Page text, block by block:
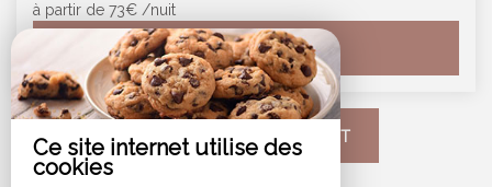
Ce site internet utilise des
cookies
à partir de 73€ /nuit
VOIR EN DÉTAIL
VOIR NOTRE HÉBERGEMENT